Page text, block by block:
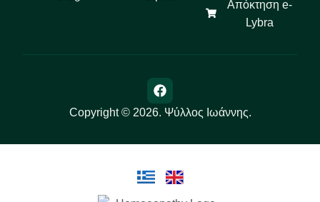
Απόκτηση e-
Lybra
Copyright © 2026. Ψύλλος Ιωάννης.